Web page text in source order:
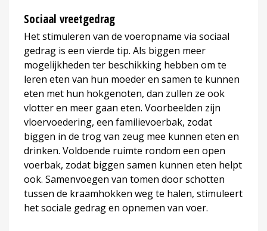
Sociaal vreetgedrag
Het stimuleren van de voeropname via sociaal
gedrag is een vierde tip. Als biggen meer
mogelijkheden ter beschikking hebben om te
leren eten van hun moeder en samen te kunnen
eten met hun hokgenoten, dan zullen ze ook
vlotter en meer gaan eten. Voorbeelden zijn
vloervoedering, een familievoerbak, zodat
biggen in de trog van zeug mee kunnen eten en
drinken. Voldoende ruimte rondom een open
voerbak, zodat biggen samen kunnen eten helpt
ook. Samenvoegen van tomen door schotten
tussen de kraamhokken weg te halen, stimuleert
het sociale gedrag en opnemen van voer.